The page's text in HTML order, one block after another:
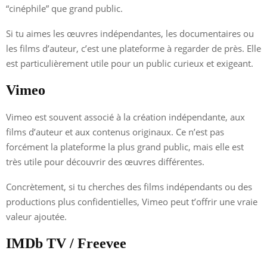
“cinéphile” que grand public.
Si tu aimes les œuvres indépendantes, les documentaires ou
les films d’auteur, c’est une plateforme à regarder de près. Elle
est particulièrement utile pour un public curieux et exigeant.
Vimeo
Vimeo est souvent associé à la création indépendante, aux
films d’auteur et aux contenus originaux. Ce n’est pas
forcément la plateforme la plus grand public, mais elle est
très utile pour découvrir des œuvres différentes.
Concrètement, si tu cherches des films indépendants ou des
productions plus confidentielles, Vimeo peut t’offrir une vraie
valeur ajoutée.
IMDb TV / Freevee